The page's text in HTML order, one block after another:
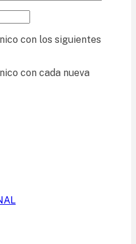
con los siguientes
con cada nueva